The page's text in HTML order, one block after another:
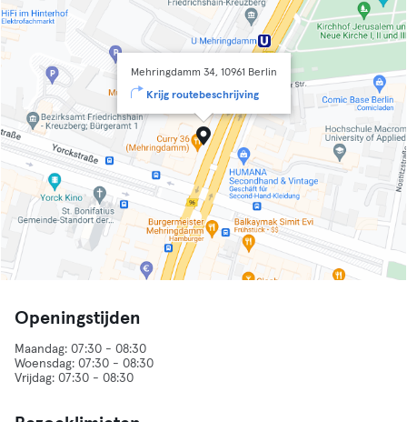
Mehringdamm 34, 10961 Berlin
Krijg routebeschrijving
Openingstijden
Maandag: 07:30 - 08:30
Woensdag: 07:30 - 08:30